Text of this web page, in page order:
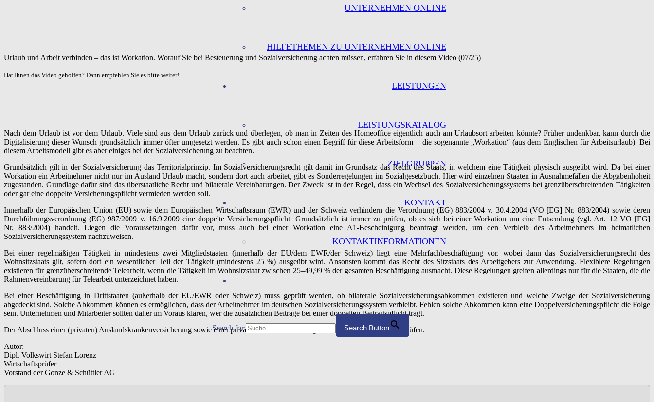
UNTERNEHMEN ONLINE
HILFETHEMEN ZU UNTERNEHMEN ONLINE
LEISTUNGEN
LEISTUNGSKATALOG
ZIELGRUPPEN
KONTAKT
KONTAKTINFORMATIONEN
Search for: Search Button
Urlaub und Arbeit verbinden – das ist Workation. Worauf Sie bei Besteuerung und Sozialversicherung achten müssen, erfahren Sie in diesem Video (07/25)
Hat Ihnen das Video geholfen? Dann empfehlen Sie es bitte weiter!
Nach dem Urlaub ist vor dem Urlaub. Viele sind aus dem Urlaub zurück und überlegen, ob man in Zeiten des Homeoffice eigentlich auch am Urlaubsort arbeiten könnte? Früher undenkbar, kann durch die
Digitalisierung dieser Wunsch grundsätzlich immer öfter umgesetzt werden. Es gibt auch schon einen Begriff für diese Arbeitsform – die sogenannte „Workation“ (aus dem Englischen für Arbeitsurlaub). Bei
diesem Arbeitsmodell gibt es aber einiges bei der Sozialversicherung zu beachten.
Grundsätzlich gilt in der Sozialversicherung das Territorialprinzip. Im Sozialversicherungsrecht gilt damit im Grundsatz das Recht des Staats, in welchem eine Tätigkeit physisch ausgeübt wird. Da bei einer
Workation ein Arbeitnehmer nicht nur im Ausland Urlaub macht, sondern dort auch arbeitet, gibt es Sonderregelungen im Sozialgesetzbuch. Hier wird einzelnen Staaten in Ausnahmefällen die Abgabenhoheit
zugestanden. Grundlage dafür sind das überstaatliche Recht und bilaterale Vereinbarungen. Der Zweck ist in der Regel, dass ein Wechsel des Sozialversicherungssystems bei grenzüberschreitenden Tätigkeiten
oder gar eine doppelte Versicherungspflicht vermieden werden soll.
Innerhalb der Europäischen Union (EU) sowie dem Europäischen Wirtschaftsraum (EWR) und der Schweiz verhindern die Verordnung (EG) 883/2004 v. 30.4.2004 (VO [EG] Nr. 883/2004) sowie deren
Durchführungsverordnung (EG) 987/2009 v. 16.9.2009 eine doppelte Versicherungspflicht. Grundsätzlich ist immer zu prüfen, ob es sich bei einer Workation um eine Entsendung (vgl. Art. 12 VO [EG]
Nr. 883/2004) handelt. Liegen die Voraussetzungen dafür vor, muss auch bei einer Workation eine A1-Bescheinigung beantragt werden, um den Verbleib des Arbeitnehmers im heimatlichen
Sozialversicherungssystem nachzuweisen.
Bei einer regelmäßigen Tätigkeit in mindestens zwei Mitgliedstaaten (innerhalb der EU/dem EWR/der Schweiz) liegt eine Mehrfachbeschäftigung vor, wobei dann das Sozialversicherungsrecht des
Wohnsitzstaats gilt, sofern dort ein wesentlicher Teil der Tätigkeit (mindestens 25 %) ausgeübt wird. Ansonsten kommt das Recht des Sitzstaats des Arbeitgebers zur Anwendung. Flexiblere Regelungen
existieren für grenzüberschreitende Telearbeit, wenn die Tätigkeit im Wohnsitzstaat zwischen 25–49,99 % der gesamten Beschäftigung ausmacht. Diese Regelungen greifen allerdings nur für die Staaten, die die
Rahmenvereinbarung für Telearbeit unterzeichnet haben.
Bei einer Beschäftigung in Drittstaaten (außerhalb der EU/EWR oder Schweiz) muss geprüft werden, ob bilaterale Sozialversicherungsabkommen existieren und welche Zweige der Sozialversicherung
abgedeckt sind. Solche Abkommen können es ermöglichen, dass der Arbeitnehmer im deutschen Sozialversicherungssystem verbleibt. Fehlen solche Abkommen kann eine Doppelversicherungspflicht die Folge
sein. Unternehmen und Mitarbeiter sollten daher im Voraus klären, wer die zusätzlichen Beiträge bei einer doppelten Beitragspflicht trägt.
Der Abschluss einer (privaten) Auslandskrankenversicherung sowie einer privaten Unfallversicherung ist in diesen Fällen auch zu prüfen.
Autor:
Dipl. Volkswirt Stefan Lorenz
Wirtschaftsprüfer
Vorstand der Gonze & Schüttler AG